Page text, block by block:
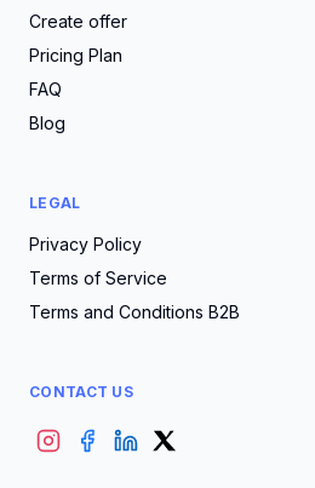
Create offer
Pricing Plan
FAQ
Blog
LEGAL
Privacy Policy
Terms of Service
Terms and Conditions B2B
CONTACT US